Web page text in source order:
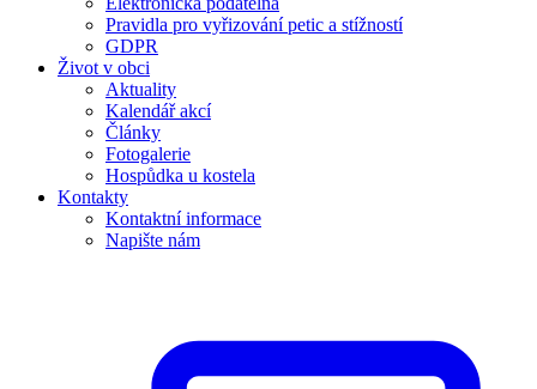
Pravidla pro vyřizování petic a stížností
GDPR
Život v obci
Aktuality
Kalendář akcí
Články
Fotogalerie
Hospůdka u kostela
Kontakty
Kontaktní informace
Napište nám